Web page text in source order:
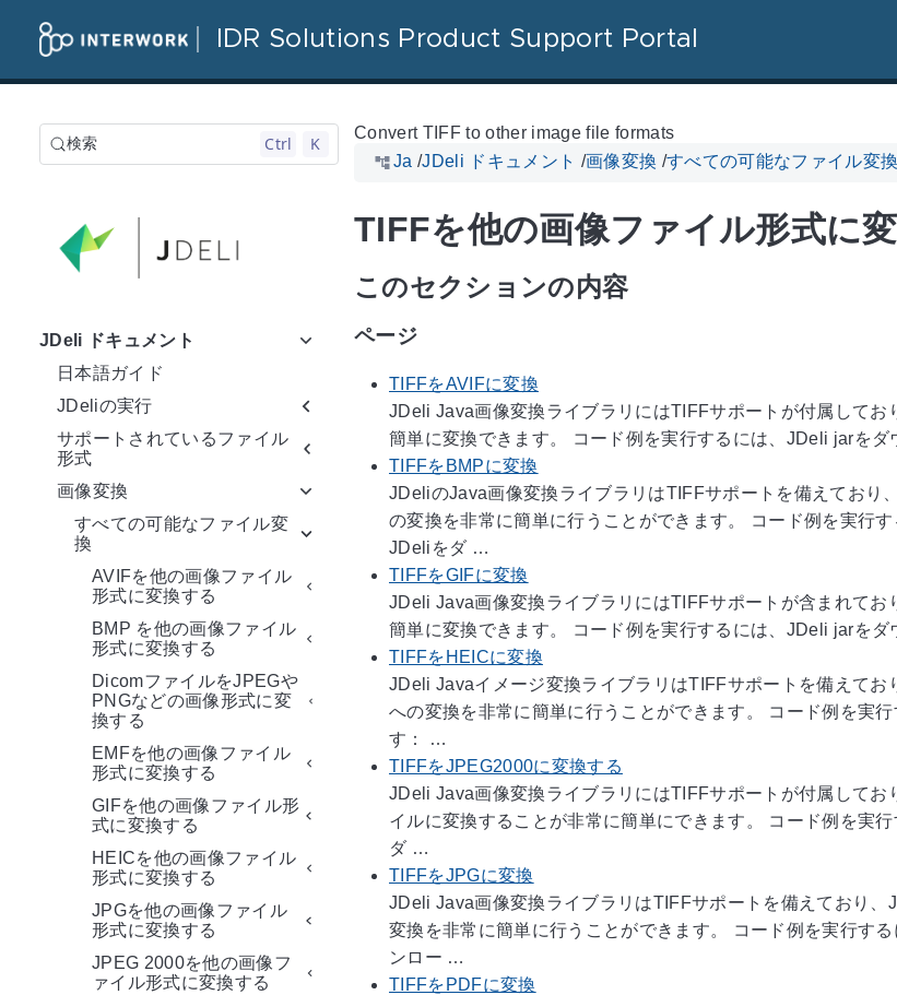
IDR Solutions Product Support Portal
検索 Ctrl K
JDeli ドキュメント
日本語ガイド
JDeliの実行
サポートされているファイル
形式
画像変換
すべての可能なファイル変
換
AVIFを他の画像ファイル
形式に変換する
BMP を他の画像ファイル
形式に変換する
DicomファイルをJPEGや
PNGなどの画像形式に変
換する
EMFを他の画像ファイル
形式に変換する
GIFを他の画像ファイル形
式に変換する
HEICを他の画像ファイル
形式に変換する
JPGを他の画像ファイル
形式に変換する
JPEG 2000を他の画像フ
ァイル形式に変換する
Convert TIFF to other image file formats
Ja /JDeli ドキュメント /画像変換 /すべての可能なファイル変換
TIFFを他の画像ファイル形式に
このセクションの内容
ページ
TIFFをAVIFに変換
JDeli Java画像変換ライブラリにはTIFFサポートが付属して
簡単に変換できます。 コード例を実行するには、JDeli jarを
TIFFをBMPに変換
JDeliのJava画像変換ライブラリはTIFFサポートを備えており
の変換を非常に簡単に行うことができます。 コード例を実行
JDeliをダ …
TIFFをGIFに変換
JDeli Java画像変換ライブラリにはTIFFサポートが含まれて
簡単に変換できます。 コード例を実行するには、JDeli jarを
TIFFをHEICに変換
JDeli Javaイメージ変換ライブラリはTIFFサポートを備えて
への変換を非常に簡単に行うことができます。 コード例を実
す： …
TIFFをJPEG2000に変換する
JDeli Java画像変換ライブラリにはTIFFサポートが付属して
イルに変換することが非常に簡単にできます。 コード例を実
ダ …
TIFFをJPGに変換
JDeli Java画像変換ライブラリはTIFFサポートを備えており
変換を非常に簡単に行うことができます。 コード例を実行す
ンロー …
TIFFをPDFに変換